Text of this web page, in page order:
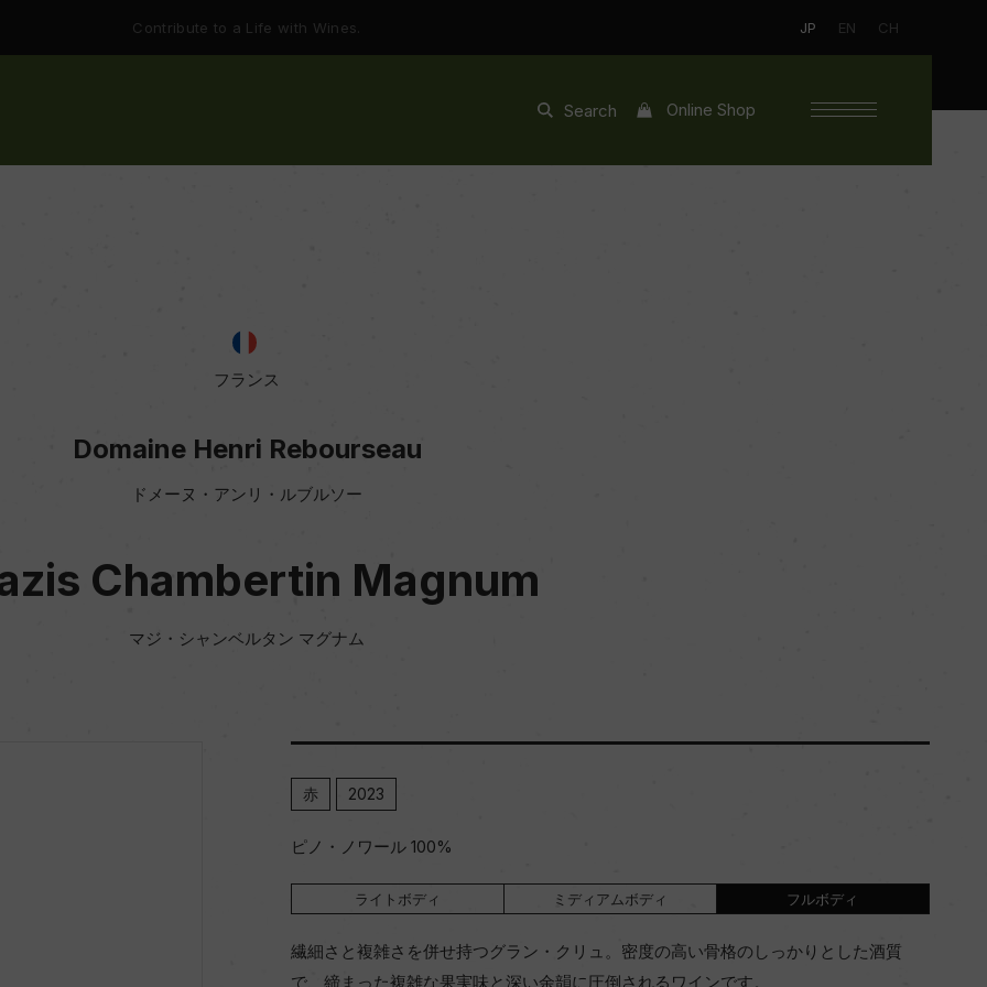
Contribute to a Life with Wines. JP EN CH
Search Online Shop
フランス
Domaine Henri Rebourseau
ドメーヌ・アンリ・ルブルソー
Chambertin Magnum
マジ・シャンベルタン マグナム
赤 2023
ピノ・ノワール 100%
ライトボディ ミディアムボディ フルボディ
繊細さと複雑さを併せ持つグラン・クリュ。密度の高い骨格のしっかりとした酒質
で、締まった複雑な果実味と深い余韻に圧倒されるワインです。